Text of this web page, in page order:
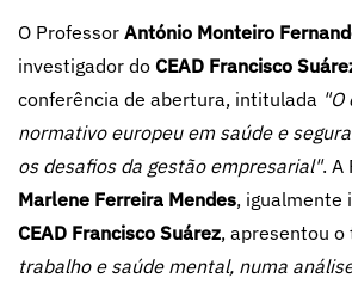
O Professor António Monteiro
investigador do CEAD Francisco
conferência de abertura, intitulada "O
normativo europeu em saúde e
os desafios da gestão empresarial". A
Marlene Ferreira Mendes, igualmente
CEAD Francisco Suárez, apresentou o
trabalho e saúde mental, numa